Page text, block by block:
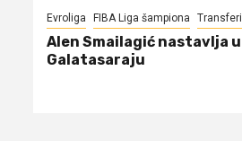
Evroliga FIBA Liga šampiona Transferi
Alen Smailagić nastavlja u
Galatasaraju